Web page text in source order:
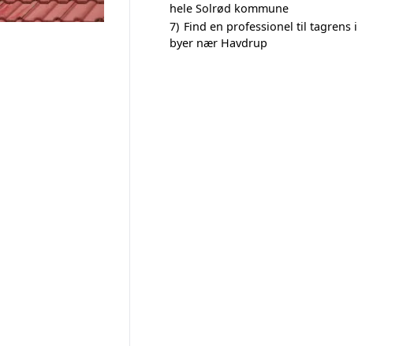
hele Solrød kommune
7) Find en professionel til tagrens i
byer nær Havdrup